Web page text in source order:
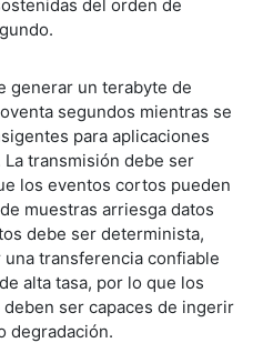
del orden de
generar un terabyte de
segundos mientras se
para aplicaciones
transmisión debe ser
los eventos cortos pueden
muestras arriesga datos
debe ser determinista,
transferencia confiable
alta tasa, por lo que los
ser capaces de ingerir
degradación.